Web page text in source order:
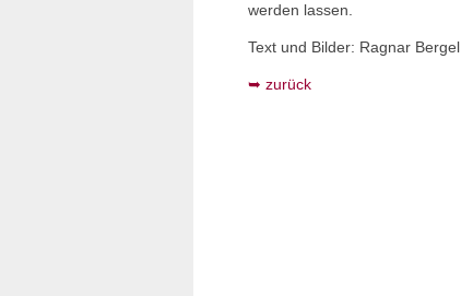
werden lassen.
Text und Bilder: Ragnar Bergel
zurück